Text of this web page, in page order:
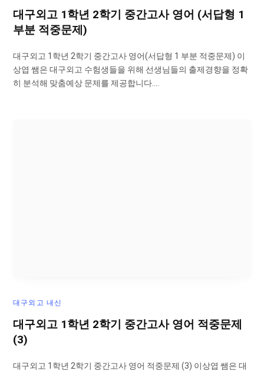
대구외고 1학년 2학기 중간고사 영어 (서답형 1
부분 적중문제)
대구외고 1학년 2학기 중간고사 영어(서답형 1 부분 적중문제) 이
상엽 쌤은 대구외고 수험생들을 위해 선생님들의 출제경향을 정확
히 분석해 맞춤예상 문제를 제공합니다.…
대구외고 내신
대구외고 1학년 2학기 중간고사 영어 적중문제
(3)
대구외고 1학년 2학기 중간고사 영어 적중문제 (3) 이상엽 쌤은 대